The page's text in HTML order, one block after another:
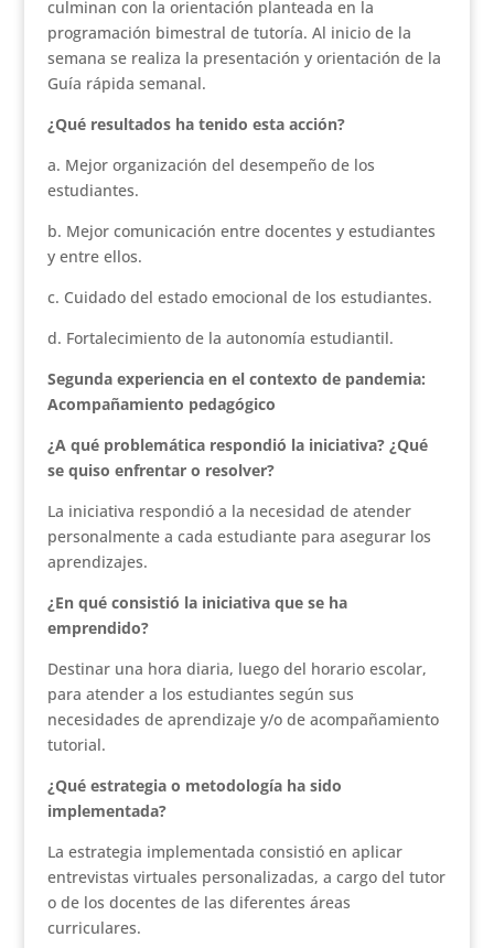
culminan con la orientación planteada en la
programación bimestral de tutoría. Al inicio de la
semana se realiza la presentación y orientación de la
Guía rápida semanal.
¿Qué resultados ha tenido esta acción?
a. Mejor organización del desempeño de los
estudiantes.
b. Mejor comunicación entre docentes y estudiantes
y entre ellos.
c. Cuidado del estado emocional de los estudiantes.
d. Fortalecimiento de la autonomía estudiantil.
Segunda experiencia en el contexto de pandemia:
Acompañamiento pedagógico
¿A qué problemática respondió la iniciativa? ¿Qué
se quiso enfrentar o resolver?
La iniciativa respondió a la necesidad de atender
personalmente a cada estudiante para asegurar los
aprendizajes.
¿En qué consistió la iniciativa que se ha
emprendido?
Destinar una hora diaria, luego del horario escolar,
para atender a los estudiantes según sus
necesidades de aprendizaje y/o de acompañamiento
tutorial.
¿Qué estrategia o metodología ha sido
implementada?
La estrategia implementada consistió en aplicar
entrevistas virtuales personalizadas, a cargo del tutor
o de los docentes de las diferentes áreas
curriculares.